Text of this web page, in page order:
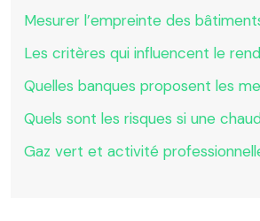
Mesurer l’empreinte des
Les critères qui influencent le
Quelles banques proposent les
Quels sont les risques si une
Gaz vert et activité